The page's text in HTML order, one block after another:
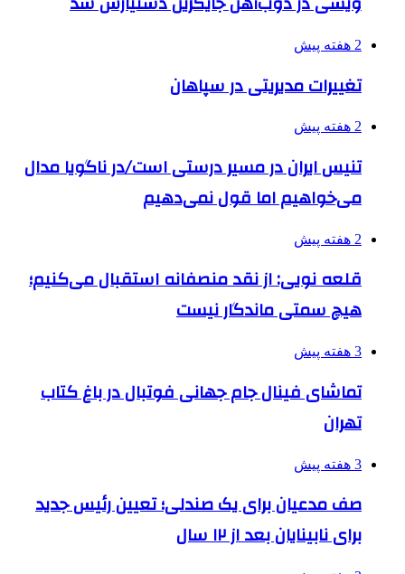
2 هفته پیش
تغییرات مدیریتی در سپاهان
2 هفته پیش
تنیس ایران در مسیر درستی است/در ناگویا مدال
می‌خواهیم اما قول نمی‌دهیم
2 هفته پیش
قلعه نویی: از نقد منصفانه استقبال می‌کنیم؛
هیچ سمتی ماندگار نیست
3 هفته پیش
تماشای فینال جام جهانی فوتبال در باغ کتاب
تهران
3 هفته پیش
صف مدعیان برای یک صندلی؛ تعیین رئیس جدید
برای نابینایان بعد از ۱۲ سال